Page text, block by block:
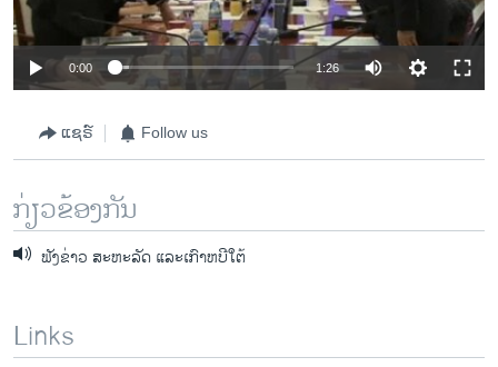
0:00 1:26
ແຊຣ໌ Follow us
ກ່ຽວຂ້ອງກັນ
ຟັງຂ່າວ ສະຫະລັດ ແລະເກົາຫບີໃຕ້
Links